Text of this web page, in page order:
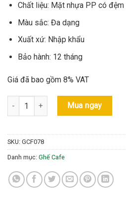
Chất liệu: Mặt nhựa PP có đệm
Màu sắc: Đa dạng
Xuất xứ: Nhập khẩu
Bảo hành: 12 tháng
Giá đã bao gồm 8% VAT
Ghế Cafe Chân Xoay Bền Đẹp - Mã:
Mua ngay
SKU: GCF078
Danh mục: Ghế Cafe